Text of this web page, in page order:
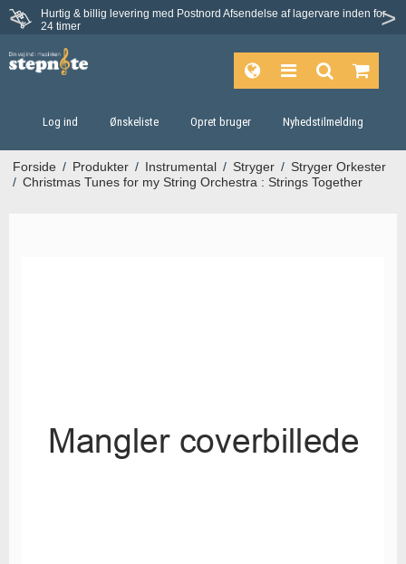
Hurtig & billig levering med Postnord Afsendelse af lagervare inden for
24 timer
Log ind Ønskeliste Opret bruger Nyhedstilmelding
Forside / Produkter / Instrumental / Stryger / Stryger Orkester
/ Christmas Tunes for my String Orchestra : Strings Together